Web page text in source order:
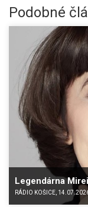
Podobné
Legendárna
RÁDIO KOŠICE,